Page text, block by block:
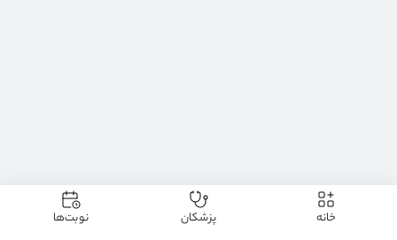
خانه پزشکان نوبت‌ها